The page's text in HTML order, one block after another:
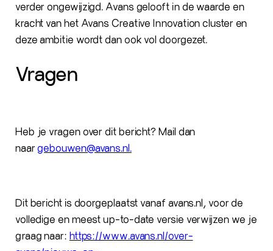
verder ongewijzigd. Avans gelooft in de waarde en
kracht van het Avans Creative Innovation cluster en
deze ambitie wordt dan ook vol doorgezet.
Vragen
Heb je vragen over dit bericht? Mail dan
naargebouwen@avans.nl.
Dit bericht is doorgeplaatst vanaf avans.nl, voor de
volledige en meest up-to-date versie verwijzen we je
graag naar: https://www.avans.nl/over-